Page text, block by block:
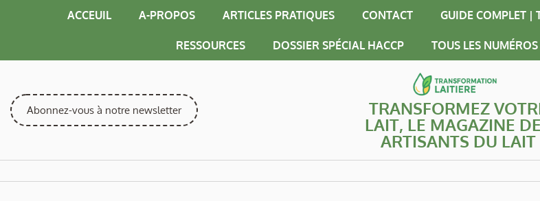
ACCEUIL A-PROPOS ARTICLES PRATIQUES CONTACT GUIDE COMPLET |
RESSOURCES DOSSIER SPÉCIAL HACCP TOUS LES
Abonnez-vous à notre newsletter TRANSFORMEZ
LAIT, LE MAGAZINE
ARTISANTS DU LAIT